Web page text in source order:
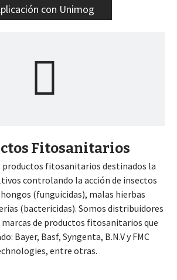
con Unimog
Fitosanitarios
fitosanitarios destinados la
controlando la acción de insectos
(funguicidas), malas hierbas
(bactericidas). Somos distribuidores
de productos fitosanitarios que
Bayer, Basf, Syngenta, B.N.V y FMC
entre otras.